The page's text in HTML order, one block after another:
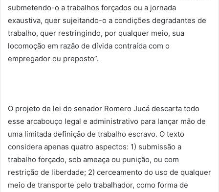
submetendo-o a trabalhos forçados ou a jornada
exaustiva, quer sujeitando-o a condições degradantes de
trabalho, quer restringindo, por qualquer meio, sua
locomoção em razão de dívida contraída com o
empregador ou preposto”.
O projeto de lei do senador Romero Jucá descarta todo
esse arcabouço legal e administrativo para lançar mão de
uma limitada definição de trabalho escravo. O texto
considera apenas quatro aspectos: 1) submissão a
trabalho forçado, sob ameaça ou punição, ou com
restrição de liberdade; 2) cerceamento do uso de qualquer
meio de transporte pelo trabalhador, como forma de